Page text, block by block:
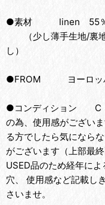
●素材 linen 55
（少し薄手生地/裏地
し）
●FROM ヨーロッ
●コンディション C
の為、使用感がござい
る方でしたら気になら
がございます（上部最
USED品のため経年に
穴、 使用感など記載し
さいませ。